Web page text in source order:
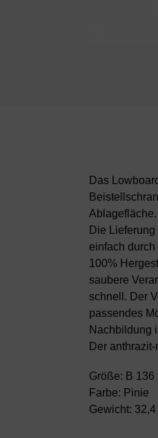
Das
Die
einfach
100%
saubere
schnell. Der
passendes
Nachbildung
Der
Größe: B 136
Farbe: Pinie
Gewicht: 32,4